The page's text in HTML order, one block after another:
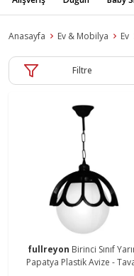
Anasayfa Ev & Mobilya Ev
Filtre
fullreyon Birinci Sınıf
Papatya Plastik Avize -